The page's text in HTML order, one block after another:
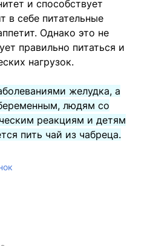
и способствует
в себе питательные
Однако это не
правильно питаться и
нагрузок.
желудка, а
людям со
реакциям и детям
пить чай из чабреца.